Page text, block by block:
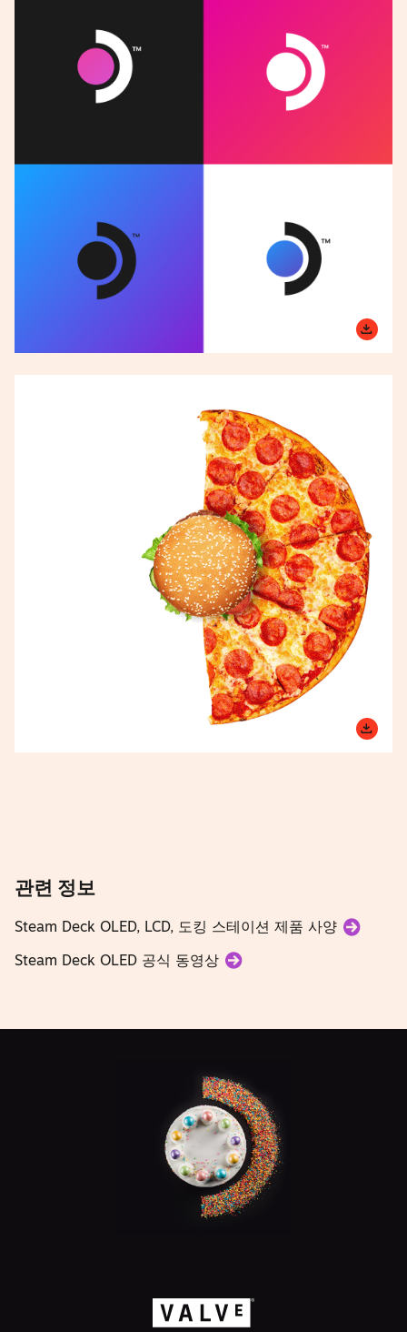
관련 정보
Steam Deck OLED, LCD, 도킹 스테이션 제품 사양
Steam Deck OLED 공식 동영상